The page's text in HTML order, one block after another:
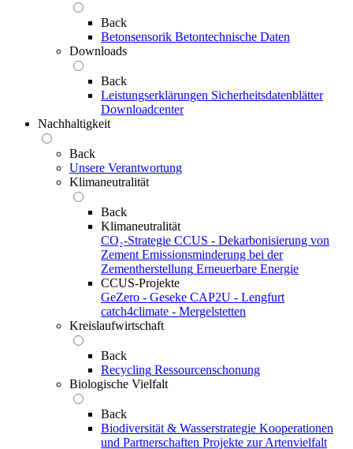
Back
Betonsensorik Betontechnische Daten
Downloads
Back
Leistungserklärungen Sicherheitsdatenblätter
Downloadcenter
Nachhaltigkeit
Back
Unsere Verantwortung
Klimaneutralität
Back
Klimaneutralität
CO₂-Strategie CCUS - Dekarbonisierung von
Zement Emissionsminderung bei der
Zementherstellung Erneuerbare Energie
CCUS-Projekte
GeZero - Geseke CAP2U - Lengfurt
catch4climate - Mergelstetten
Kreislaufwirtschaft
Back
Recycling Ressourcenschonung
Biologische Vielfalt
Back
Biodiversität & Wasserstrategie Kooperationen
und Partnerschaften Projekte zur Artenvielfalt